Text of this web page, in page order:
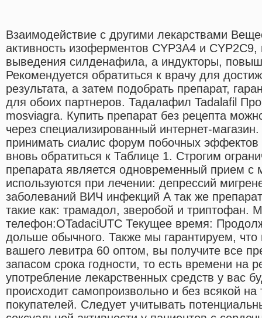
Взаимодействие с другими лекарствами
активность изоферментов CYP3A4 и CYP2C9,
выведения силденафила, а индукторы,
Рекомендуется обратиться к врачу для
результата, а затем подобрать препарат,
для обоих партнеров. Тадалафил Tadalafil
mosviagra. Купить препарат без рецепта
через специализированный интернет-
принимать сиалис форум побочных
вновь обратиться к Таблице 1. Строгим
препарата является одновременный прием с
используются при лечении: депрессий
заболеваний ВИЧ инфекций А так же
такие как: трамадол, зверобой и триптофан.
телефон:OTadaciUTC Текущее время:
дольше обычного. Также мы гарантируем,
вашего левитра 60 оптом, вы получите все
запасом срока годности, то есть времени на
употребление лекарственных средств у вас
происходит самопроизвольно и без всякой
покупателей. Следует учитывать